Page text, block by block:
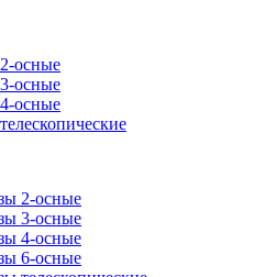
осные
осные
осные
2-осные
3-осные
4-осные
6-осные